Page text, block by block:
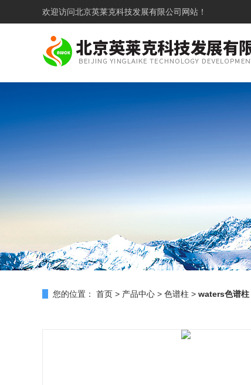
欢迎访问北京英莱克科技发展有限公司网站！
您的位置： 首页 > 产品中心 > 色谱柱 > waters色谱柱